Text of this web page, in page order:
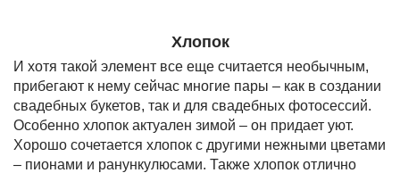
Хлопок
И хотя такой элемент все еще считается необычным,
прибегают к нему сейчас многие пары – как в создании
свадебных букетов, так и для свадебных фотосессий.
Особенно хлопок актуален зимой – он придает уют.
Хорошо сочетается хлопок с другими нежными цветами
– пионами и ранункулюсами. Также хлопок отлично